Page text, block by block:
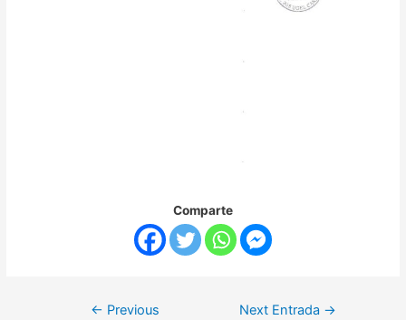
Comparte
← Previous
Next Entrada →